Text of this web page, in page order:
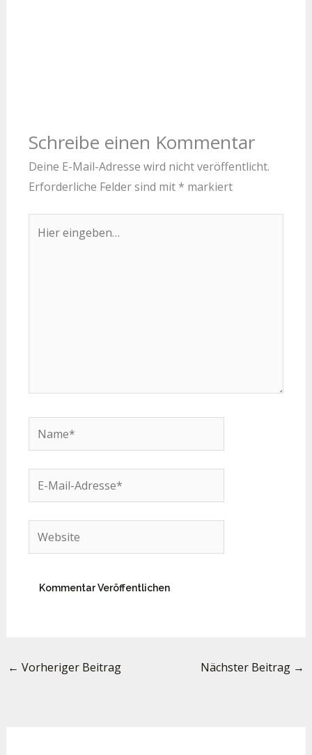
Schreibe einen Kommentar
Deine E-Mail-Adresse wird nicht veröffentlicht.
Erforderliche Felder sind mit * markiert
eingeben…
Name*
Mail-
Adresse*
Website
← Vorheriger Beitrag Nächster Beitrag →